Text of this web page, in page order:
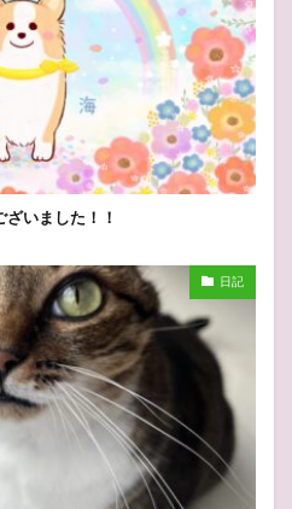
いました！！
日記